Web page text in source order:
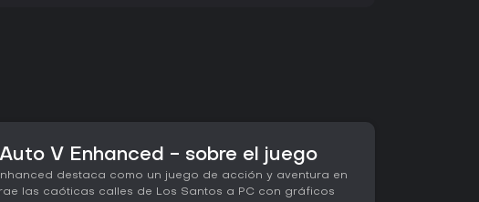
V Enhanced - sobre el juego
destaca como un juego de acción y aventura en
las caóticas calles de Los Santos a PC con gráficos